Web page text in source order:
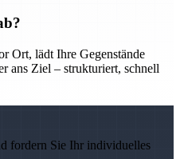
Ort, lädt Ihre Gegenstände
ans Ziel – strukturiert, schnell
fordern Sie Ihr individuelles